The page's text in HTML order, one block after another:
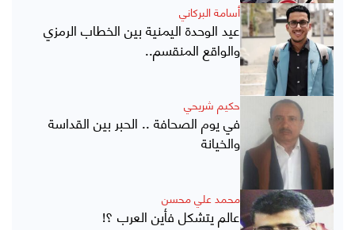
أسامة البركاني
عيد الوحدة اليمنية بين الخطاب الرمزي
والواقع المنقسم..
حكيم شريحي
في يوم الصحافة .. الحبر بين القداسة
والخيانة
محمد علي محسن
عالم يتشكل فأين العرب ؟!